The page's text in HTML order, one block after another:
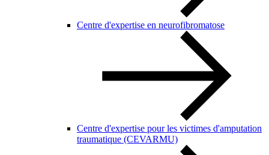
Centre d'expertise en neurofibromatose
Centre d'expertise pour les victimes d'amputation
traumatique (CEVARMU)